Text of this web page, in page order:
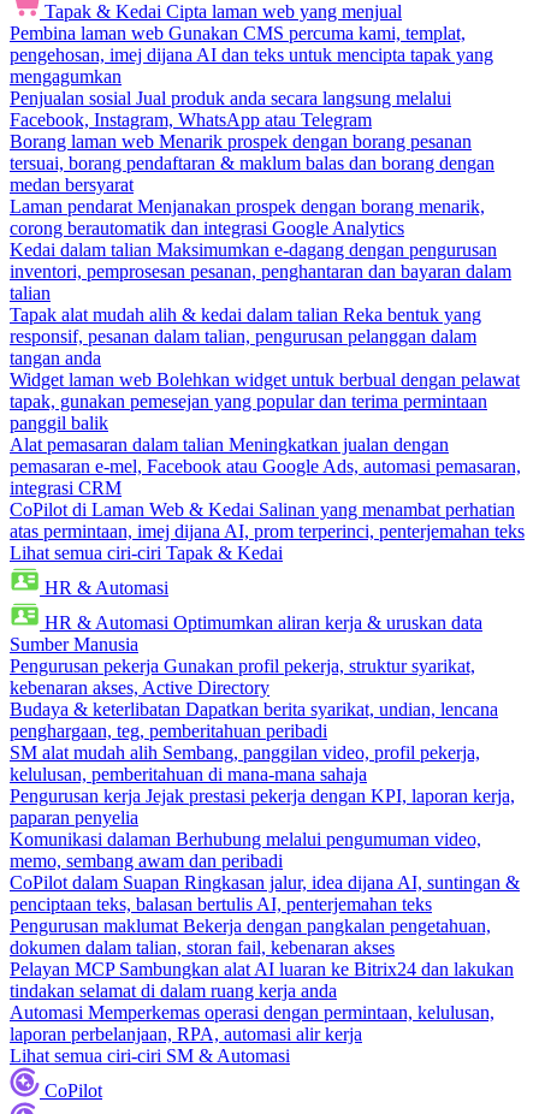
Tapak & Kedai Cipta laman web yang menjual
Pembina laman web Gunakan CMS percuma kami, templat,
pengehosan, imej dijana AI dan teks untuk mencipta tapak yang
mengagumkan
Penjualan sosial Jual produk anda secara langsung melalui
Facebook, Instagram, WhatsApp atau Telegram
Borang laman web Menarik prospek dengan borang pesanan
tersuai, borang pendaftaran & maklum balas dan borang dengan
medan bersyarat
Laman pendarat Menjanakan prospek dengan borang menarik,
corong berautomatik dan integrasi Google Analytics
Kedai dalam talian Maksimumkan e-dagang dengan pengurusan
inventori, pemprosesan pesanan, penghantaran dan bayaran dalam
talian
Tapak alat mudah alih & kedai dalam talian Reka bentuk yang
responsif, pesanan dalam talian, pengurusan pelanggan dalam
tangan anda
Widget laman web Bolehkan widget untuk berbual dengan pelawat
tapak, gunakan pemesejan yang popular dan terima permintaan
panggil balik
Alat pemasaran dalam talian Meningkatkan jualan dengan
pemasaran e-mel, Facebook atau Google Ads, automasi pemasaran,
integrasi CRM
CoPilot di Laman Web & Kedai Salinan yang menambat perhatian
atas permintaan, imej dijana AI, prom terperinci, penterjemahan teks
Lihat semua ciri-ciri Tapak & Kedai
HR & Automasi
HR & Automasi Optimumkan aliran kerja & uruskan data
Sumber Manusia
Pengurusan pekerja Gunakan profil pekerja, struktur syarikat,
kebenaran akses, Active Directory
Budaya & keterlibatan Dapatkan berita syarikat, undian, lencana
penghargaan, teg, pemberitahuan peribadi
SM alat mudah alih Sembang, panggilan video, profil pekerja,
kelulusan, pemberitahuan di mana-mana sahaja
Pengurusan kerja Jejak prestasi pekerja dengan KPI, laporan kerja,
paparan penyelia
Komunikasi dalaman Berhubung melalui pengumuman video,
memo, sembang awam dan peribadi
CoPilot dalam Suapan Ringkasan jalur, idea dijana AI, suntingan &
penciptaan teks, balasan bertulis AI, penterjemahan teks
Pengurusan maklumat Bekerja dengan pangkalan pengetahuan,
dokumen dalam talian, storan fail, kebenaran akses
Pelayan MCP Sambungkan alat AI luaran ke Bitrix24 dan lakukan
tindakan selamat di dalam ruang kerja anda
Automasi Memperkemas operasi dengan permintaan, kelulusan,
laporan perbelanjaan, RPA, automasi alir kerja
Lihat semua ciri-ciri SM & Automasi
CoPilot